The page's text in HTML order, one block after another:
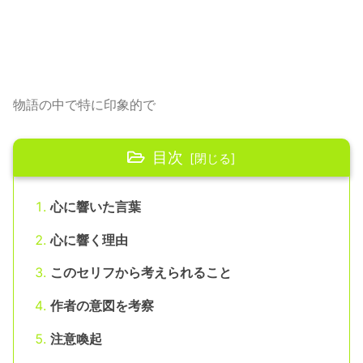
物語の中で特に印象的で
目次
心に響いた言葉
心に響く理由
このセリフから考えられること
作者の意図を考察
注意喚起